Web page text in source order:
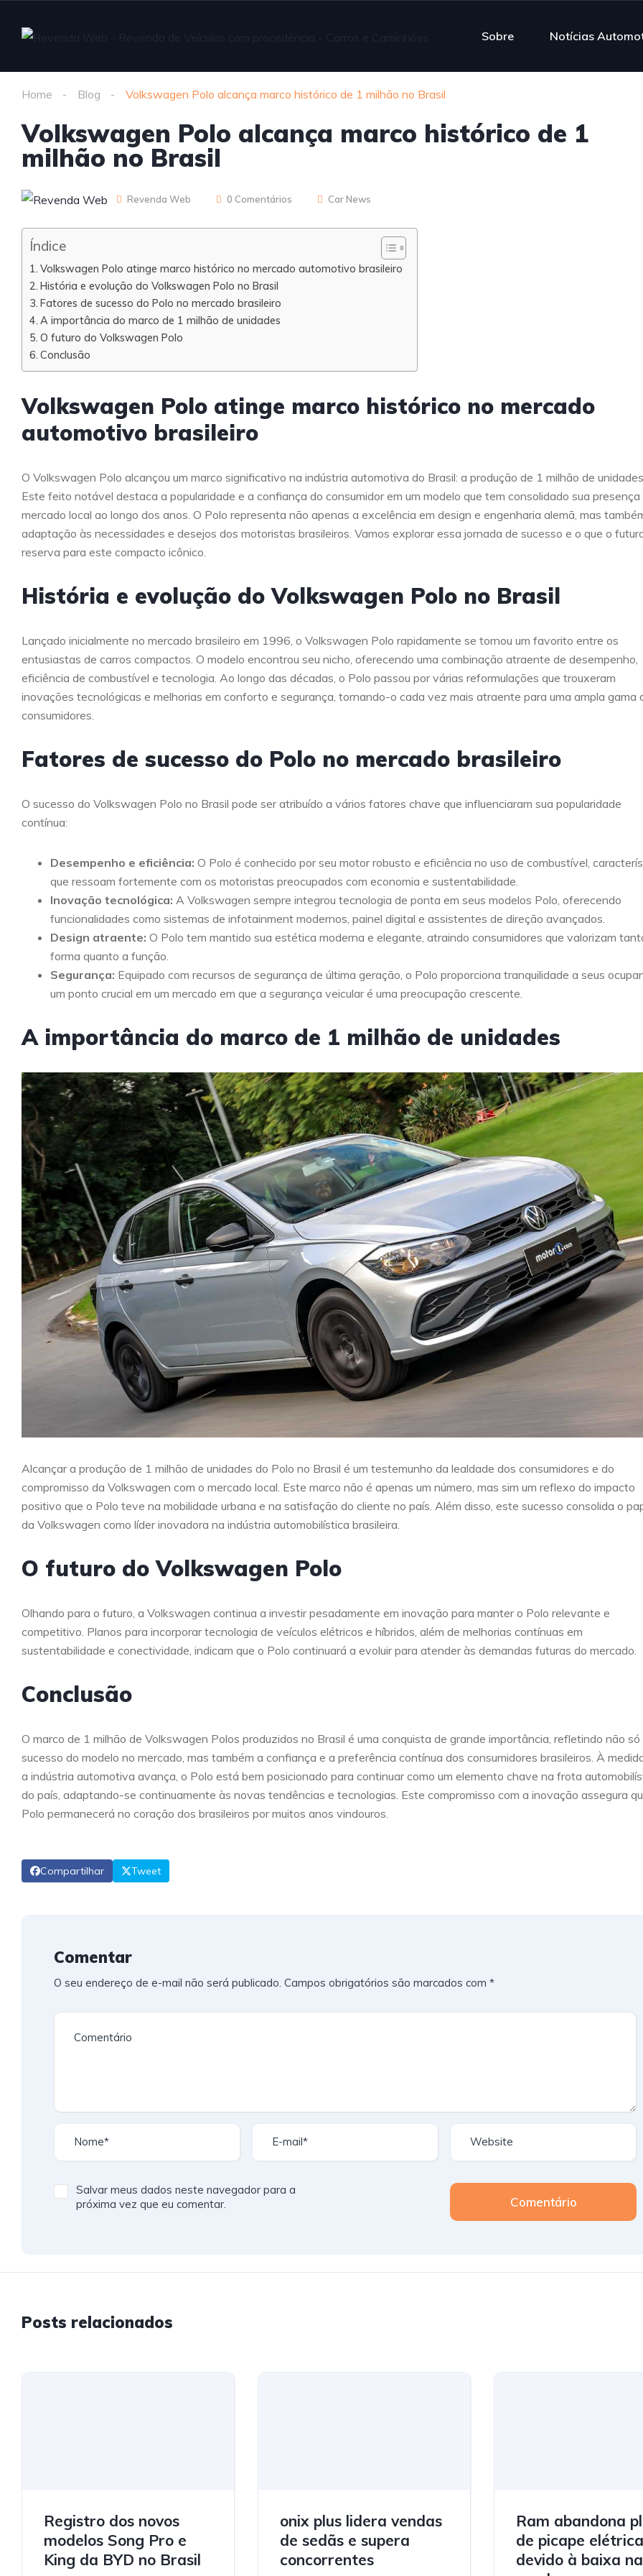
Sobre Notícias
Home Blog Volkswagen Polo alcança marco histórico de 1 milhão no Brasil
Volkswagen Polo alcança marco histórico de 1
milhão no Brasil
Revenda Web 0 Comentários Car News
Índice
Volkswagen Polo atinge marco histórico no mercado automotivo brasileiro
História e evolução do Volkswagen Polo no Brasil
Fatores de sucesso do Polo no mercado brasileiro
A importância do marco de 1 milhão de unidades
O futuro do Volkswagen Polo
Conclusão
Volkswagen Polo atinge marco histórico no mercado
automotivo brasileiro
O Volkswagen Polo alcançou um marco significativo na indústria automotiva do Brasil: a produção de 1 milhão de
Este feito notável destaca a popularidade e a confiança do consumidor em um modelo que tem consolidado sua presença
mercado local ao longo dos anos. O Polo representa não apenas a excelência em design e engenharia alemã, mas
adaptação às necessidades e desejos dos motoristas brasileiros. Vamos explorar essa jornada de sucesso e o que o
reserva para este compacto icônico.
História e evolução do Volkswagen Polo no Brasil
Lançado inicialmente no mercado brasileiro em 1996, o Volkswagen Polo rapidamente se tornou um favorito entre os
entusiastas de carros compactos. O modelo encontrou seu nicho, oferecendo uma combinação atraente de desempenho,
eficiência de combustível e tecnologia. Ao longo das décadas, o Polo passou por várias reformulações que trouxeram
inovações tecnológicas e melhorias em conforto e segurança, tornando-o cada vez mais atraente para uma ampla gama
consumidores.
Fatores de sucesso do Polo no mercado brasileiro
O sucesso do Volkswagen Polo no Brasil pode ser atribuído a vários fatores chave que influenciaram sua popularidade
contínua:
Desempenho e eficiência: O Polo é conhecido por seu motor robusto e eficiência no uso de combustível,
que ressoam fortemente com os motoristas preocupados com economia e sustentabilidade.
Inovação tecnológica: A Volkswagen sempre integrou tecnologia de ponta em seus modelos Polo, oferecendo
funcionalidades como sistemas de infotainment modernos, painel digital e assistentes de direção avançados.
Design atraente: O Polo tem mantido sua estética moderna e elegante, atraindo consumidores que valorizam
forma quanto a função.
Segurança: Equipado com recursos de segurança de última geração, o Polo proporciona tranquilidade a seus
um ponto crucial em um mercado em que a segurança veicular é uma preocupação crescente.
A importância do marco de 1 milhão de unidades
Alcançar a produção de 1 milhão de unidades do Polo no Brasil é um testemunho da lealdade dos consumidores e do
compromisso da Volkswagen com o mercado local. Este marco não é apenas um número, mas sim um reflexo do impacto
positivo que o Polo teve na mobilidade urbana e na satisfação do cliente no país. Além disso, este sucesso consolida o
da Volkswagen como líder inovadora na indústria automobilística brasileira.
O futuro do Volkswagen Polo
Olhando para o futuro, a Volkswagen continua a investir pesadamente em inovação para manter o Polo relevante e
competitivo. Planos para incorporar tecnologia de veículos elétricos e híbridos, além de melhorias contínuas em
sustentabilidade e conectividade, indicam que o Polo continuará a evoluir para atender às demandas futuras do mercado.
Conclusão
O marco de 1 milhão de Volkswagen Polos produzidos no Brasil é uma conquista de grande importância, refletindo não só
sucesso do modelo no mercado, mas também a confiança e a preferência contínua dos consumidores brasileiros. À
a indústria automotiva avança, o Polo está bem posicionado para continuar como um elemento chave na frota
do país, adaptando-se continuamente às novas tendências e tecnologias. Este compromisso com a inovação assegura
Polo permanecerá no coração dos brasileiros por muitos anos vindouros.
Compartilhar Tweet
Comentar
O seu endereço de e-mail não será publicado. Campos obrigatórios são marcados com *
Salvar meus dados neste navegador para a
próxima vez que eu comentar.
Comentário
Posts relacionados
Registro dos novos
modelos Song Pro e
King da BYD no Brasil
onix plus lidera vendas
de sedãs e supera
concorrentes
Ram abandona
de picape elétrica
devido à baixa